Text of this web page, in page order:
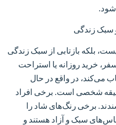
سبک زندگی
بلکه بازتابی از سبک زندگی
خرید روزانه یا استراحت
می‌کند، در واقع در حال
شخصی است. برخی افراد
برخی رنگ‌های شاد را
سبک و آزاد هستند و